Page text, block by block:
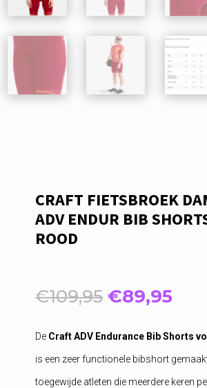
CRAFT FIETSBROEK
ADV ENDUR BIB
ROOD
€109,95
was:
€109,95.
€89,95
is:
De Craft ADV Endurance Bib Shorts
is een zeer functionele bibshort
toegewijde atleten die meerdere keren